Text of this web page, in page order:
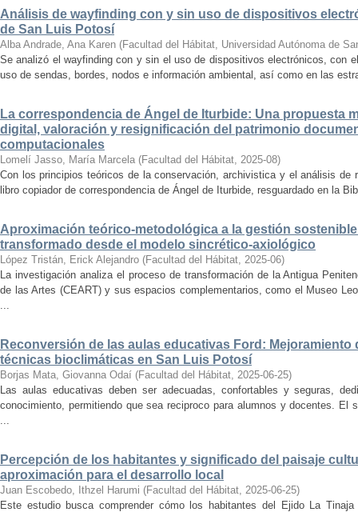
Análisis de wayfinding con y sin uso de dispositivos
de San Luis Potosí
Alba Andrade, Ana Karen (Facultad del Hábitat, Universidad Autónoma de
Se analizó el wayfinding con y sin el uso de dispositivos electrónicos, con
uso de sendas, bordes, nodos e información ambiental, así como en las
La correspondencia de Ángel de Iturbide: Una propuesta
digital, valoración y resignificación del patrimonio
computacionales
Lomelí Jasso, María Marcela (Facultad del Hábitat, 2025-08)
Con los principios teóricos de la conservación, archivistica y el análisis de
libro copiador de correspondencia de Ángel de Iturbide, resguardado en la
Aproximación teórico-metodológica a la gestión
transformado desde el modelo sincrético-axiológico
López Tristán, Erick Alejandro (Facultad del Hábitat, 2025-06)
La investigación analiza el proceso de transformación de la Antigua
de las Artes (CEART) y sus espacios complementarios, como el Museo
...
Reconversión de las aulas educativas Ford:
técnicas bioclimáticas en San Luis Potosí
Borjas Mata, Giovanna Odaí (Facultad del Hábitat, 2025-06-25)
Las aulas educativas deben ser adecuadas, confortables y seguras,
conocimiento, permitiendo que sea reciproco para alumnos y docentes. El
...
Percepción de los habitantes y significado del paisaje
aproximación para el desarrollo local
Juan Escobedo, Ithzel Harumi (Facultad del Hábitat, 2025-06-25)
Este estudio busca comprender cómo los habitantes del Ejido La